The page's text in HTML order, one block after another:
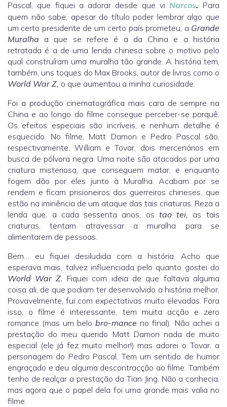
Pascal, que fiquei a adorar desde que vi Narcos. Para
quem não sabe, apesar do título poder lembrar algo que
um certo presidente de um certo país prometeu, a Grande
Muralha a que se refere é a da China e a história
retratada é a de uma lenda chinesa sobre o motivo pelo
qual construíram uma muralha tão grande. A história tem,
também, uns toques do Max Brooks, autor de livros como o
World War Z, o que aumentou a minha curiosidade.
Foi a produção cinematográfica mais cara de sempre na
China e ao longo do filme consegue perceber-se porquê.
Os efeitos especiais são incríveis, e nenhum detalhe é
esquecido. No filme, Matt Damon e Pedro Pascal são,
respectivamente, William e Tovar, dois mercenários em
busca de pólvora negra. Uma noite são atacados por uma
criatura misteriosa, que conseguem matar, e enquanto
fogem dão por eles junto à Muralha. Acabam por se
rendem e ficam prisioneiros dos guerreiros chineses, que
estão na iminência de um ataque das tais criaturas. Reza a
lenda que, a cada sessenta anos, os tao tei, as tais
criaturas, tentam atravessar a muralha para se
alimentarem de pessoas.
Bem… eu fiquei desiludida com a história. Acho que
esperava mais, talvez influenciada pelo quanto gostei do
World War Z. Fiquei com ideia de que faltava alguma
coisa ali, de que podiam ter desenvolvido a história melhor.
Provavelmente, fui com expectativas muito elevadas. Fora
isso, o filme é interessante, tem muita acção e zero
romance (mas um belo bro-mance no final). Não achei a
prestação do meu querido Matt Damon nada de muito
especial (ele já fez muito melhor!) mas adorei o Tovar, a
personagem do Pedro Pascal. Tem um sentido de humor
engraçado e deu alguma descontracção ao filme. Também
tenho de realçar a prestação da Tian Jing. Não a conhecia,
mas agora que o papel dela foi uma grande mais valia no
filme.